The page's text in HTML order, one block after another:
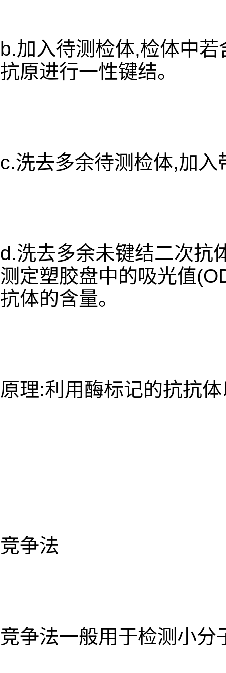
b.加入待测检体,检体中
抗原进行一性键结。
c.洗去多余待测检体,加
d.洗去多余未键结二次抗
测定塑胶盘中的吸光值
抗体的含量。
原理:利用酶标记的抗抗
竞争法
竞争法一般用于检测小分